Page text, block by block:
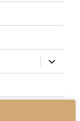
раскрыть
дочернее
меню